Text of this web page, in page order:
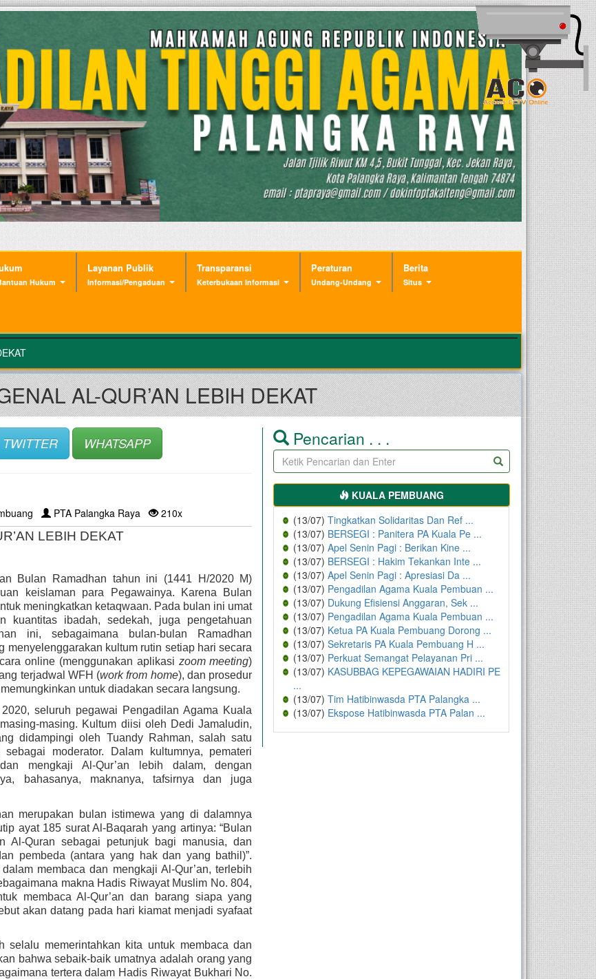
Hukum
Layanan Publik
Informasi/Pengaduan
Transparansi
Keterbukaan Informasi
Peraturan
Undang-Undang
Berita
Situs
AL-QUR’AN LEBIH DEKAT
TWITTER WHATSAPP
PTA Palangka Raya 210x
LEBIH DEKAT
Bulan Ramadhan tahun ini (1441 H/2020 M)
keislaman para Pegawainya. Karena Bulan
meningkatkan ketaqwaan. Pada bulan ini umat
kuantitas ibadah, sedekah, juga pengetahuan
ini, sebagaimana bulan-bulan Ramadhan
kultum rutin setiap hari secara
online (menggunakan aplikasi zoom meeting)
terjadwal WFH (work from home), dan prosedur
untuk diadakan secara langsung.
seluruh pegawai Pengadilan Agama Kuala
masing. Kultum diisi oleh Dedi Jamaludin,
didampingi oleh Tuandy Rahman, salah satu
moderator. Dalam kultumnya, pemateri
mengkaji Al-Qur’an lebih dalam, dengan
bahasanya, maknanya, tafsirnya dan juga
merupakan bulan istimewa yang di dalamnya
ayat 185 surat Al-Baqarah yang artinya: “Bulan
Al-Quran sebagai petunjuk bagi manusia, dan
pembeda (antara yang hak dan yang bathil)”.
membaca dan mengkaji Al-Qur’an, terlebih
makna Hadis Riwayat Muslim No. 804,
membaca Al-Qur’an dan barang siapa yang
akan datang pada hari kiamat menjadi syafaat
selalu memerintahkan kita untuk membaca dan
bahwa sebaik-baik umatnya adalah orang yang
tertera dalam Hadis Riwayat Bukhari No.
Pencarian . . .
KUALA PEMBUANG
(13/07) Tingkatkan Solidaritas Dan Ref ...
(13/07) BERSEGI : Panitera PA Kuala Pe ...
(13/07) Apel Senin Pagi : Berikan Kine ...
(13/07) BERSEGI : Hakim Tekankan Inte ...
(13/07) Apel Senin Pagi : Apresiasi Da ...
(13/07) Pengadilan Agama Kuala Pembuan ...
(13/07) Dukung Efisiensi Anggaran, Sek ...
(13/07) Pengadilan Agama Kuala Pembuan ...
(13/07) Ketua PA Kuala Pembuang Dorong ...
(13/07) Sekretaris PA Kuala Pembuang H ...
(13/07) Perkuat Semangat Pelayanan Pri ...
(13/07) KASUBBAG KEPEGAWAIAN HADIRI PE
...
(13/07) Tim Hatibinwasda PTA Palangka ...
(13/07) Ekspose Hatibinwasda PTA Palan ...